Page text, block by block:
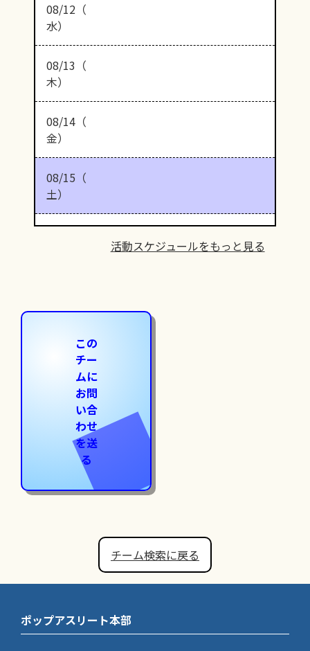
08/12（
水）
08/13（
木）
08/14（
金）
08/15（
土）
活動スケジュールをもっと見る
この
チー
ムに
お問
い合
わせ
を送
る
チーム検索に戻る
ポップアスリート本部